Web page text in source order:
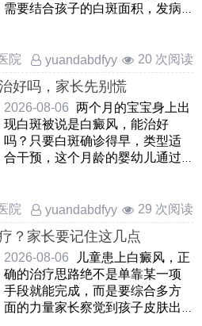
需要结合孩子的白斑面积，发病
医院
yuandabdfyy 20 次阅读
好吗，家长先别慌
2026-08-06 两个月的宝宝身上出
现白斑被说是白癜风，能治好
吗？只要白斑确诊得早，类型适
合干预，这个月龄的婴幼儿通过
医院
yuandabdfyy 29 次阅读
？家长要记住这几点
2026-08-06
儿童患上白癜风，正
确的治疗思路绝不是单靠某一项
手段就能完成，而是要综合多方
面的力量家长察觉到孩子皮肤出